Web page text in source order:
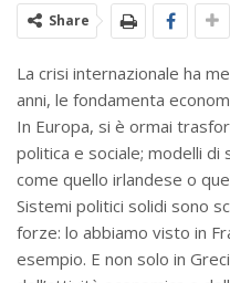
Share
La crisi internazionale ha
anni, le fondamenta
In Europa, si è ormai
politica e sociale; modelli
come quello irlandese o
Sistemi politici solidi sono
forze: lo abbiamo visto in
esempio. E non solo in